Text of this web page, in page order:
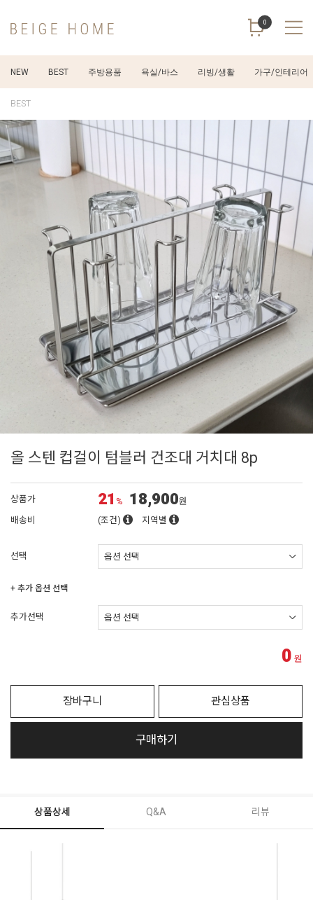
0
NEW BEST 주방용품 욕실/바스 리빙/생활 가구/인테리어
BEST
올 스텐 컵걸이 텀블러 건조대 거치대 8p
상품가 21 % 18,900원
배송비
(조건) 지역별
선택
+ 추가 옵션 선택
추가선택
0 원
장바구니 관심상품
구매하기
상품상세 Q&A 리뷰